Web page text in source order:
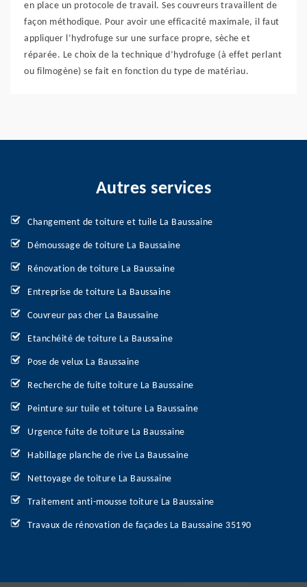
en place un protocole de travail. Ses couvreurs travaillent de
façon méthodique. Pour avoir une efficacité maximale, il faut
appliquer l’hydrofuge sur une surface propre, sèche et
réparée. Le choix de la technique d’hydrofuge (à effet perlant
ou filmogène) se fait en fonction du type de matériau.
Autres services
Changement de toiture et tuile La Baussaine
Démoussage de toiture La Baussaine
Rénovation de toiture La Baussaine
Entreprise de toiture La Baussaine
Couvreur pas cher La Baussaine
Etanchéité de toiture La Baussaine
Pose de velux La Baussaine
Recherche de fuite toiture La Baussaine
Peinture sur tuile et toiture La Baussaine
Urgence fuite de toiture La Baussaine
Habillage planche de rive La Baussaine
Nettoyage de toiture La Baussaine
Traitement anti-mousse toiture La Baussaine
Travaux de rénovation de façades La Baussaine 35190